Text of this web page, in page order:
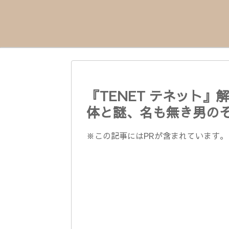
『TENET テネット』
体と謎、名も無き男の
※この記事にはPRが含まれています。